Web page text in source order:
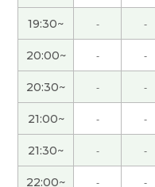
上午上课的时候下午
方。树荫下走路比较
)
谢谢！ 我学了很多东
谢谢希言老师。今天
能和您聊天。下次见~
19:30~ - -
20:00~ - -
20:30~ - -
21:00~ - -
21:30~ - -
22:00~ - -